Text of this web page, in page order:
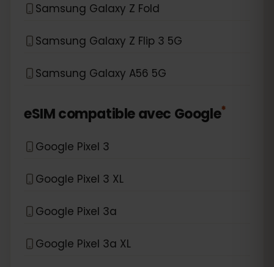
Samsung Galaxy Z Fold
Samsung Galaxy Z Flip 3 5G
Samsung Galaxy A56 5G
eSIM compatible avec Google*
Google Pixel 3
Google Pixel 3 XL
Google Pixel 3a
Google Pixel 3a XL